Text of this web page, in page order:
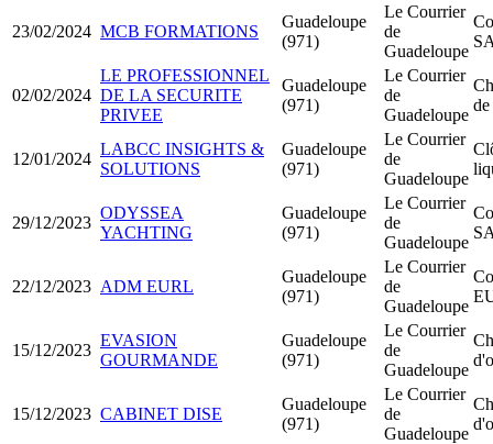
23/02/2024 MCB FORMATIONS
Guadeloupe
(971)
Le Courrier
de
Guadeloupe
02/02/2024
LE PROFESSIONNEL
DE LA SECURITE
PRIVEE
Guadeloupe
(971)
Le Courrier
de
Guadeloupe
12/01/2024
LABCC INSIGHTS &
SOLUTIONS
Guadeloupe
(971)
Le Courrier
de
Guadeloupe
29/12/2023
ODYSSEA
YACHTING
Guadeloupe
(971)
Le Courrier
de
Guadeloupe
22/12/2023 ADM EURL
Guadeloupe
(971)
Le Courrier
de
Guadeloupe
15/12/2023
EVASION
GOURMANDE
Guadeloupe
(971)
Le Courrier
de
Guadeloupe
15/12/2023 CABINET DISE
Guadeloupe
(971)
Le Courrier
de
Guadeloupe